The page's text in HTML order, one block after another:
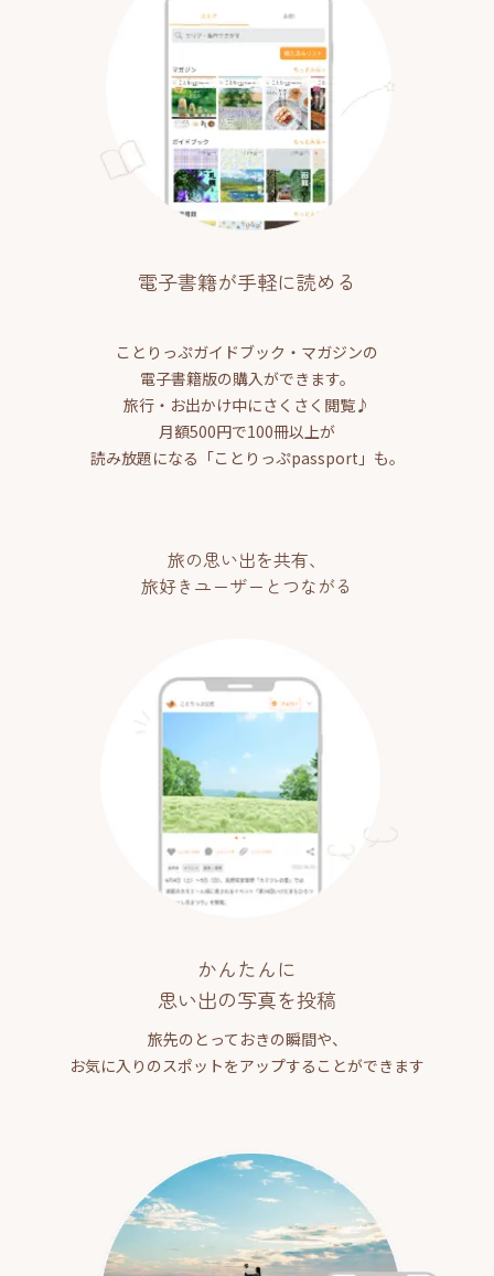
電子書籍が手軽に読める
ことりっぷガイドブック・マガジンの
電子書籍版の購入ができます。
旅行・お出かけ中にさくさく閲覧♪
月額500円で100冊以上が
読み放題になる「ことりっぷpassport」も。
旅の思い出を共有、
旅好きユーザーとつながる
かんたんに
思い出の写真を投稿
旅先のとっておきの瞬間や、
お気に入りのスポットをアップすることができます